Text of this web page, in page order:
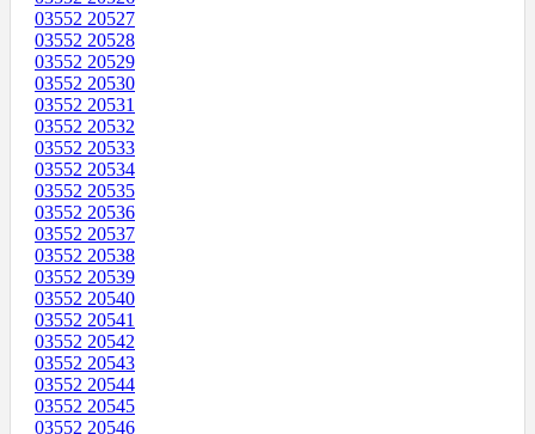
03552 20527
03552 20528
03552 20529
03552 20530
03552 20531
03552 20532
03552 20533
03552 20534
03552 20535
03552 20536
03552 20537
03552 20538
03552 20539
03552 20540
03552 20541
03552 20542
03552 20543
03552 20544
03552 20545
03552 20546